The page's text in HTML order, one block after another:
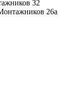
32
26а